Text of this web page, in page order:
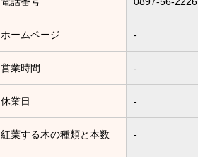
ホームページ -
営業時間 -
休業日 -
紅葉する木の種類と本数 -